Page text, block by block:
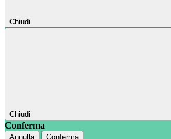
Chiudi
Chiudi
Conferma
Annulla
Conferma